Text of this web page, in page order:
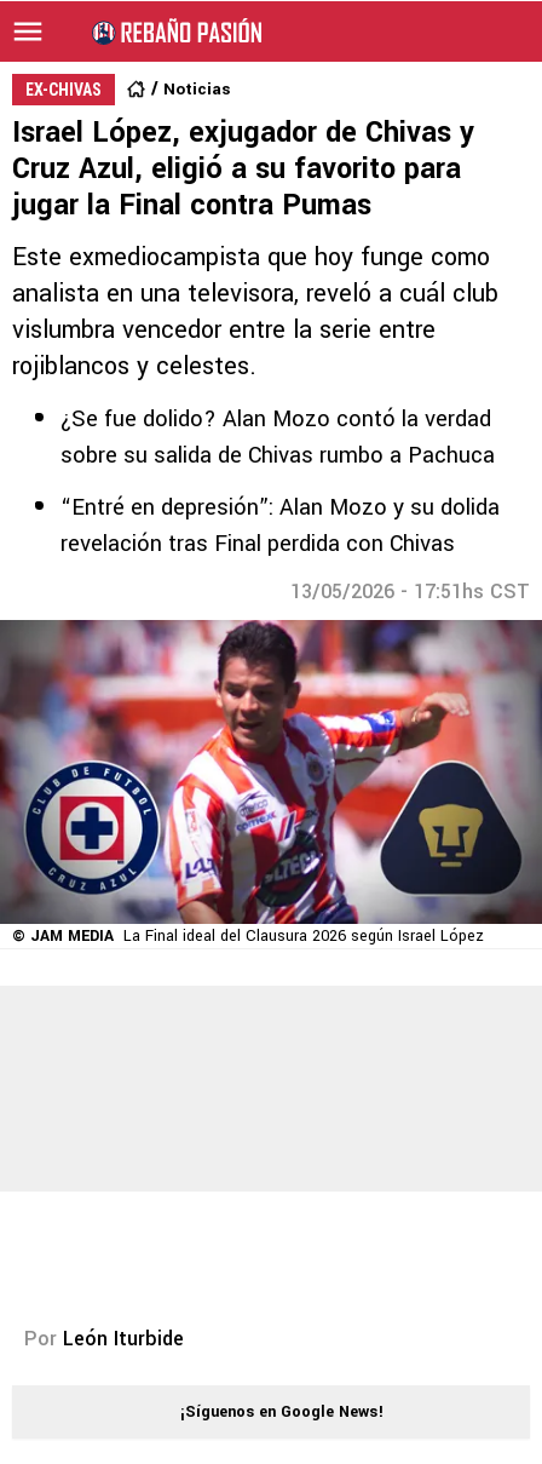
EX-CHIVAS Noticias
Israel López, exjugador de Chivas y
Cruz Azul, eligió a su favorito para
jugar la Final contra Pumas
Este exmediocampista que hoy funge como
analista en una televisora, reveló a cuál club
vislumbra vencedor entre la serie entre
rojiblancos y celestes.
¿Se fue dolido? Alan Mozo contó la verdad
sobre su salida de Chivas rumbo a Pachuca
“Entré en depresión”: Alan Mozo y su dolida
revelación tras Final perdida con Chivas
13/05/2026 - 17:51hs CST
© JAM MEDIA La Final ideal del Clausura 2026 según Israel López
Por León Iturbide
¡Síguenos en Google News!